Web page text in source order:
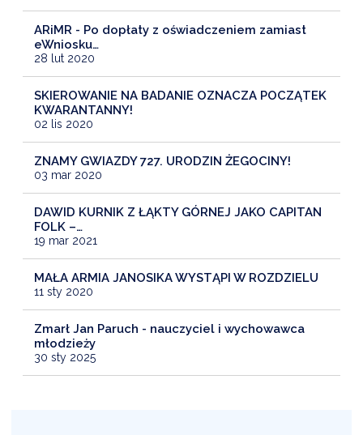
ARiMR - Po dopłaty z oświadczeniem zamiast
eWniosku…
28 lut 2020
SKIEROWANIE NA BADANIE OZNACZA POCZĄTEK
KWARANTANNY!
02 lis 2020
ZNAMY GWIAZDY 727. URODZIN ŻEGOCINY!
03 mar 2020
DAWID KURNIK Z ŁĄKTY GÓRNEJ JAKO CAPITAN
FOLK –…
19 mar 2021
MAŁA ARMIA JANOSIKA WYSTĄPI W ROZDZIELU
11 sty 2020
Zmarł Jan Paruch - nauczyciel i wychowawca
młodzieży
30 sty 2025